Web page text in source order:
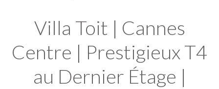
Villa Toit | Cannes
Centre | Prestigieux T4
au Dernier Étage |